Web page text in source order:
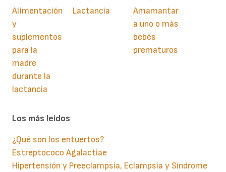
Alimentación
y
suplementos
para la
madre
durante la
lactancia
Lactancia
Amamantar
a uno o más
bebés
prematuros
Los más leidos
¿Qué son los entuertos?
Estreptococo Agalactiae
Hipertensión y Preeclampsia, Eclampsia y Síndrome